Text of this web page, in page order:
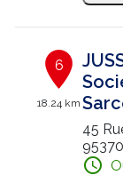
6
18.24 km
45